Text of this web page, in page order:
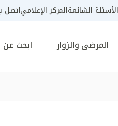
الأسئلة الشائعةالمركز الإعلامياتصل
المرضى والزوار ابحث